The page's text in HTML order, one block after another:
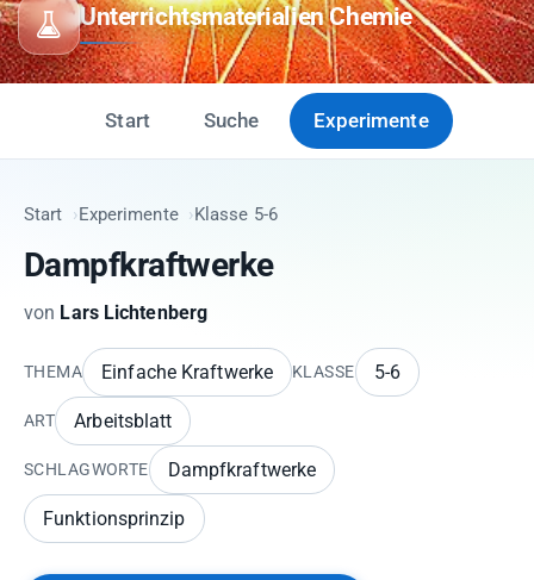
Unterrichtsmaterialien Chemie
Start Suche Experimente
Start Experimente Klasse 5-6
Dampfkraftwerke
von Lars Lichtenberg
THEMA Einfache Kraftwerke KLASSE 5-6
ART Arbeitsblatt
SCHLAGWORTE Dampfkraftwerke
Funktionsprinzip